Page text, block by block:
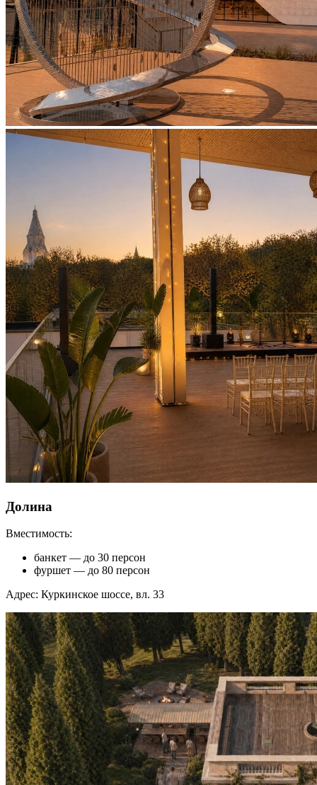
Долина
Вместимость:
банкет — до 30 персон
фуршет — до 80 персон
Адрес: Куркинское шоссе, вл. 33